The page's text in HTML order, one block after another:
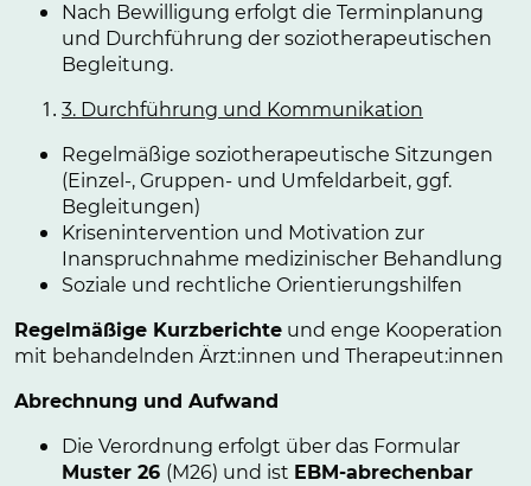
Nach Bewilligung erfolgt die Terminplanung
und Durchführung der soziotherapeutischen
Begleitung.
3. Durchführung und Kommunikation
Regelmäßige soziotherapeutische Sitzungen
(Einzel-, Gruppen- und Umfeldarbeit, ggf.
Begleitungen)
Krisenintervention und Motivation zur
Inanspruchnahme medizinischer Behandlung
Soziale und rechtliche Orientierungshilfen
Regelmäßige Kurzberichte und enge Kooperation
mit behandelnden Ärzt:innen und Therapeut:innen
Abrechnung und Aufwand
Die Verordnung erfolgt über das Formular
Muster 26 (M26) und ist EBM-abrechenbar